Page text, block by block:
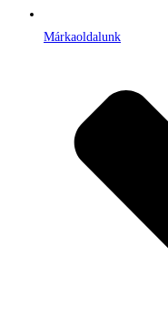
Márkaoldalunk